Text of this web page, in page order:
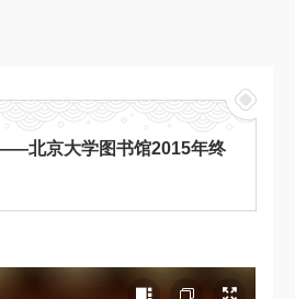
北京大学图书馆2015年终